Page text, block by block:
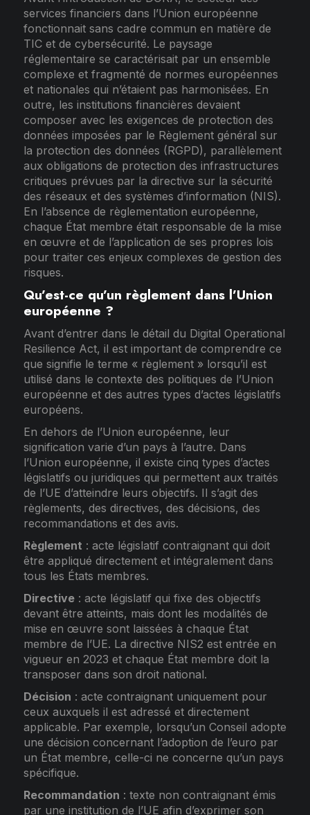
services financiers dans l’Union européenne
fonctionnait sans cadre commun en matière de
TIC et de cybersécurité. Le paysage
réglementaire se caractérisait par un ensemble
complexe et fragmenté de normes européennes
et nationales qui n’étaient pas harmonisées. En
outre, les institutions financières devaient
composer avec les exigences de protection des
données imposées par le Règlement général sur
la protection des données (RGPD), parallèlement
aux obligations de protection des infrastructures
critiques prévues par la directive sur la sécurité
des réseaux et des systèmes d’information (NIS).
En l’absence de règlementation européenne,
chaque État membre était responsable de la mise
en œuvre et de l’application de ses propres lois
pour traiter ces enjeux complexes de gestion des
risques.
Qu’est-ce qu’un règlement dans l’Union
européenne ?
Avant d’entrer dans le détail du Digital Operational
Resilience Act, il est important de comprendre ce
que signifie le terme « règlement » lorsqu’il est
utilisé dans le contexte des politiques de l’Union
européenne et des autres types d’actes législatifs
européens.
En dehors de l’Union européenne, leur
signification varie d’un pays à l’autre. Dans
l’Union européenne, il existe cinq types d’actes
législatifs ou juridiques qui permettent aux traités
de l’UE d’atteindre leurs objectifs. Il s’agit des
règlements, des directives, des décisions, des
recommandations et des avis.
Règlement : acte législatif contraignant qui doit
être appliqué directement et intégralement dans
tous les États membres.
Directive: acte législatif qui fixe des objectifs
devant être atteints, mais dont les modalités de
mise en œuvre sont laissées à chaque État
membre de l’UE. La directive NIS2 est entrée en
vigueur en 2023 et chaque État membre doit la
transposer dans son droit national.
Décision : acte contraignant uniquement pour
ceux auxquels il est adressé et directement
applicable. Par exemple, lorsqu’un Conseil adopte
une décision concernant l’adoption de l’euro par
un État membre, celle-ci ne concerne qu’un pays
spécifique.
Recommandation : texte non contraignant émis
par une institution de l’UE afin d’exprimer son